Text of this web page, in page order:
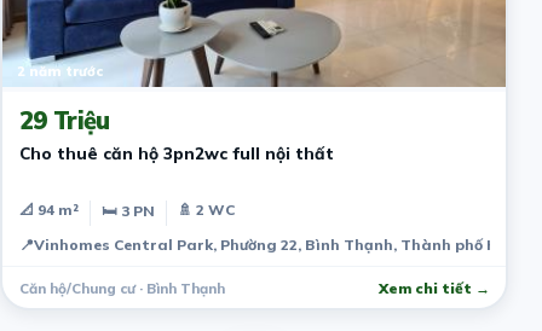
2 năm trước
29 Triệu
Cho thuê căn hộ 3pn2wc full nội thất
📐 94 m² 🛏 3 PN
🚿 2 WC
📍Vinhomes Central Park, Phường 22, Bình Thạnh, Thành phố Hồ
Căn hộ/Chung cư · Bình Thạnh Xem chi tiết →